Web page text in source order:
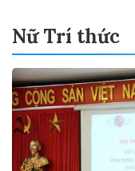
Nữ Trí thức